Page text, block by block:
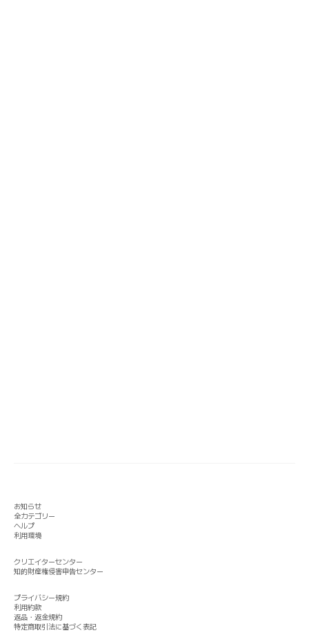
お知らせ
全カテゴリー
ヘルプ
利用環境
クリエイターセンター
知的財産権侵害申告センター
プライバシー規約
利用約款
返品・返金規約
特定商取引法に基づく表記